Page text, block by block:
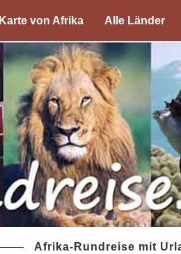
Karte von Afrika Alle Länder
Afrika-Rundreise mit